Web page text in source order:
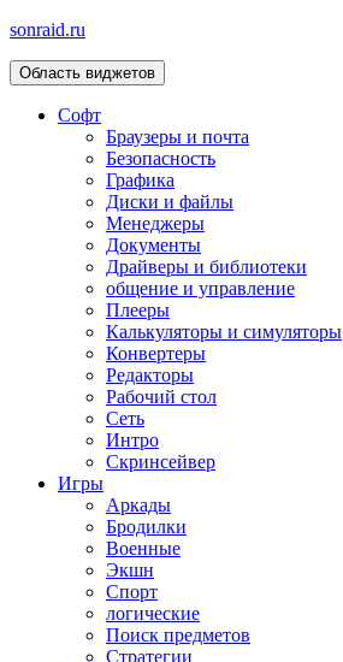
sonraid.ru
Скачивай программы, мини игры
Область виджетов
Софт
Браузеры и почта
Безопасность
Графика
Диски и файлы
Менеджеры
Документы
Драйверы и библиотеки
общение и управление
Плееры
Калькуляторы и симуляторы
Конвертеры
Редакторы
Рабочий стол
Сеть
Интро
Скринсейвер
Игры
Аркады
Бродилки
Военные
Экшн
Спорт
логические
Поиск предметов
Стратегии